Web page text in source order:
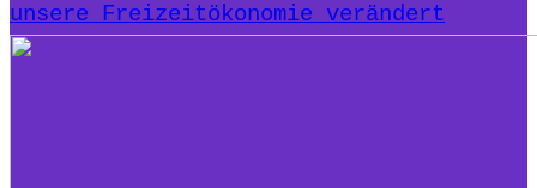
unsere Freizeitökonomie verändert